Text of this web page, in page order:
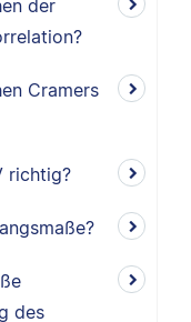
der
Cramers
richtig?
des